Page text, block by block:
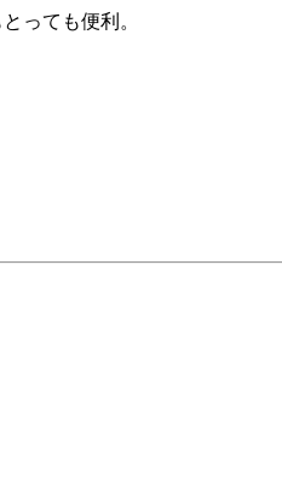
っても便利。